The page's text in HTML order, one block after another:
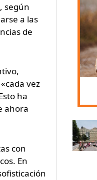
según
a las
de
vez
ha
ahora
con
En